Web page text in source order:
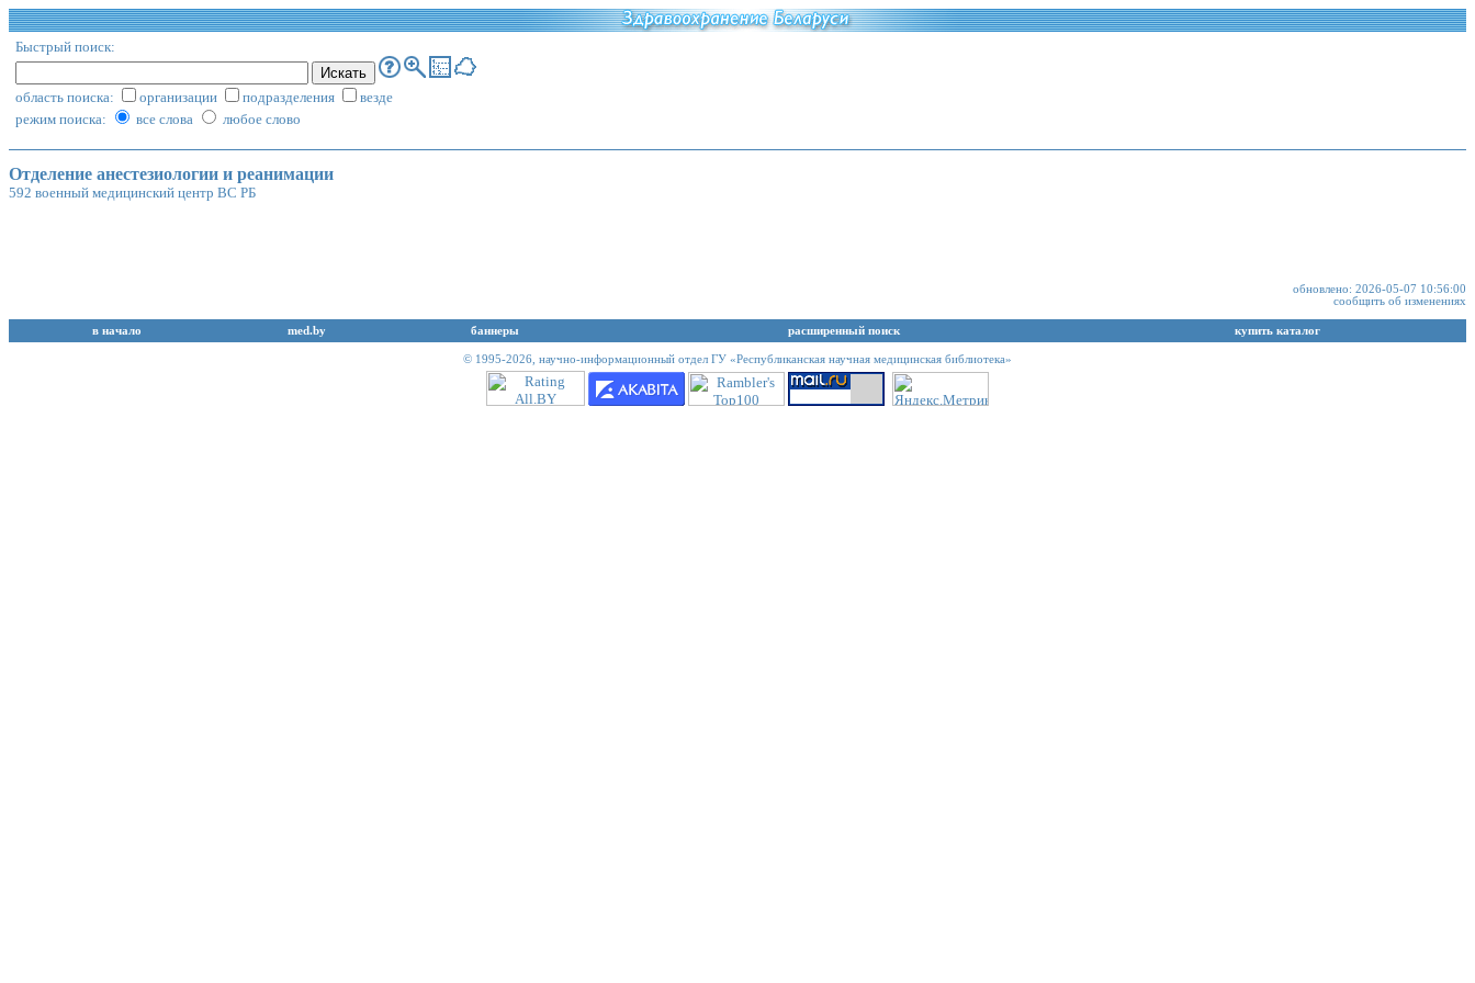
Быстрый поиск:
область поиска: организации подразделения
везде
режим поиска:
все слова любое слово
Отделение анестезиологии и реанимации
592 военный медицинский центр ВС РБ
обновлено: 2026-05-07 10:56:00
сообщить об изменениях
в начало med.by баннеры расширенный поиск купить каталог
© 1995-2026, научно-информационный отдел ГУ «Республиканская научная медицинская библиотека»